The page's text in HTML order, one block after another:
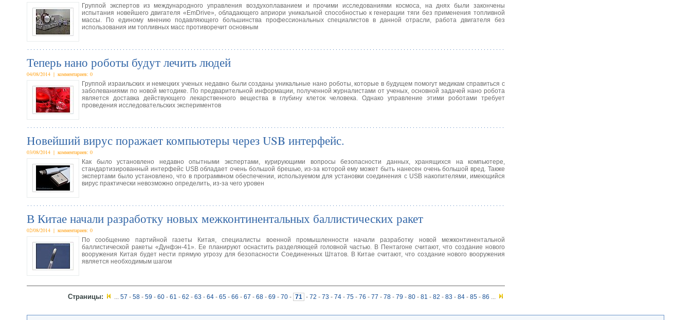
Группой экспертов из международного управления воздухоплаванием и прочими исследованиями космоса, на днях были закончены
испытания новейшего двигателя «EmDrive», обладающего априори уникальной способностью к генерации тяги без применения топливной
массы. По единому мнению подавляющего большинства профессиональных специалистов в данной отрасли, работа двигателя без
использования им топливных масс противоречит основным
Теперь нано роботы будут лечить людей
04/08/2014 | комментариев: 0
Группой израильских и немецких ученых недавно были созданы уникальные нано роботы, которые в будущем помогут медикам справиться с
заболеваниями по новой методике. По предварительной информации, полученной журналистами от ученых, основной задачей нано робота
является доставка действующего лекарственного вещества в глубину клеток человека. Однако управление этими роботами требует
проведения исследовательских экспериментов
Новейший вирус поражает компьютеры через USB интерфейс.
03/08/2014 | комментариев: 0
Как было установлено недавно опытными экспертами, курирующими вопросы безопасности данных, хранящихся на компьютере,
стандартизированный интерфейс USB обладает очень большой брешью, из-за которой ему может быть нанесен очень большой вред. Также
экспертами было установлено, что в программном обеспечении, используемом для установки соединения с USB накопителями, имеющийся
вирус практически невозможно определить, из-за чего уровен
В Китае начали разработку новых межконтинентальных баллистических ракет
02/08/2014 | комментариев: 0
По сообщению партийной газеты Китая, специалисты военной промышленности начали разработку новой межконтинентальной
баллистической ракеты «Дунфэн-41». Ее планируют оснастить разделяющей головной частью. В Пентагоне считают, что создание нового
вооружения Китая будет нести прямую угрозу для безопасности Соединенных Штатов. В Китае считают, что создание нового вооружения
является необходимым шагом
Страницы: ... 57 - 58 - 59 - 60 - 61 - 62 - 63 - 64 - 65 - 66 - 67 - 68 - 69 - 70 - 71 - 72 - 73 - 74 - 75 - 76 - 77 - 78 - 79 - 80 - 81 - 82 - 83 - 84 - 85 - 86 ...